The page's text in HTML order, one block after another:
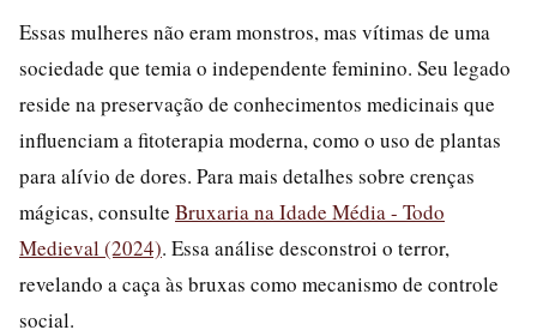
Essas mulheres não eram monstros, mas vítimas de uma
sociedade que temia o independente feminino. Seu legado
reside na preservação de conhecimentos medicinais que
influenciam a fitoterapia moderna, como o uso de plantas
para alívio de dores. Para mais detalhes sobre crenças
mágicas, consulte Bruxaria na Idade Média - Todo
Medieval (2024). Essa análise desconstroi o terror,
revelando a caça às bruxas como mecanismo de controle
social.